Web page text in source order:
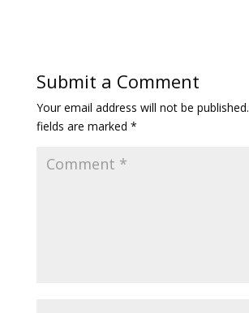
Submit a Comment
Your email address will not be published.
fields are marked *